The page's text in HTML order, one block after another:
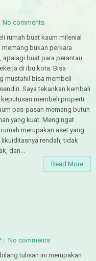
No comments
rumah buat kaum milenial
memang bukan perkara
apalagi buat para perantau
di ibu kota. Bisa
mustahil bisa membeli
Saya tekankan kembali
keputusan membeli properti
pas-pasan memang butuh
yang kuat. Mengingat
merupakan aset yang
rendah, tidak
dan...
Read More
No comments
tulisan ini merupakan